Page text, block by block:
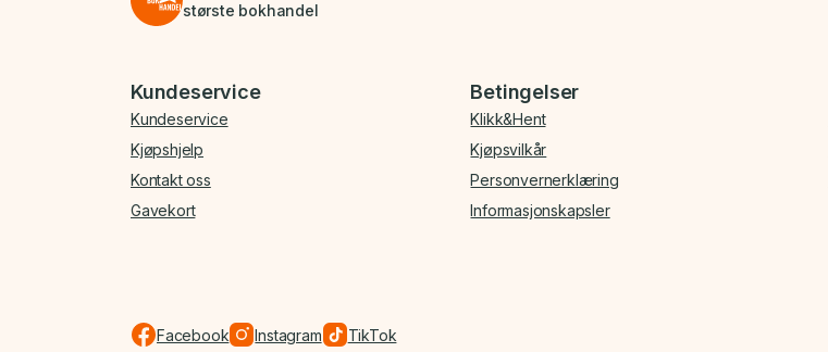
største bokhandel
Bunnmeny
Kundeservice
Kundeservice
Kjøpshjelp
Kontakt oss
Gavekort
Betingelser
Klikk&Hent
Kjøpsvilkår
Personvernerklæring
Informasjonskapsler
Facebook Instagram TikTok